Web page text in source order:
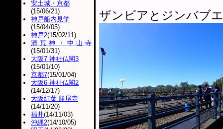
ザンビアとジンバブ
安土城・京都
(15/06/21)
神戸船内見学
(15/04/05)
神戸2(15/02/11)
清荒神・中山寺
(15/01/31)
大阪7 神社仏閣3
(15/01/10)
京都7(15/01/04)
大阪6 神社仏閣2
(14/12/17)
大阪紅葉 勝尾寺
(14/11/20)
福井(14/11/03)
沖縄2(14/10/05)